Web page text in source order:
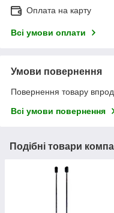
Оплата на карту
Всі умови оплати
Умови повернення
Повернення товару
Всі умови повернення
Подібні товари